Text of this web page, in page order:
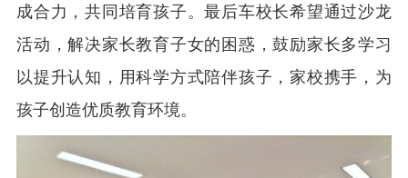
成合力，共同培育孩子。最后车校长希望通过沙龙
活动，解决家长教育子女的困惑，鼓励家长多学习
以提升认知，用科学方式陪伴孩子，家校携手，为
孩子创造优质教育环境。